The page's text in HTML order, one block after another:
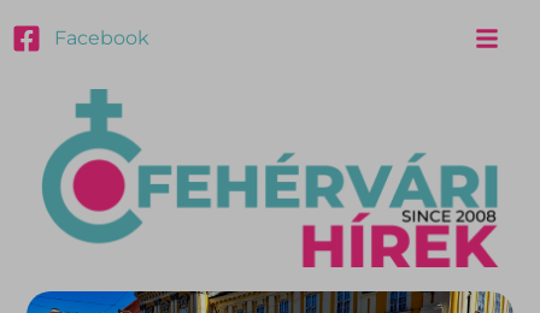
Facebook